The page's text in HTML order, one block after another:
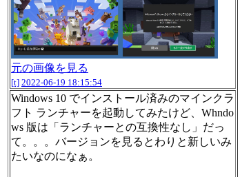
元の画像を見る
[t] 2022-06-19 18:15:54
Windows 10 でインストール済みのマインクラ
フト ランチャーを起動してみたけど、Whndo
ws 版は「ランチャーとの互換性なし」だっ
て。。。バージョンを見るとわりと新しいみ
たいなのになぁ。